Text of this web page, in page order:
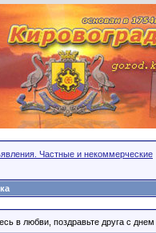
Частные и некоммерческие
в любви, поздравьте друга с